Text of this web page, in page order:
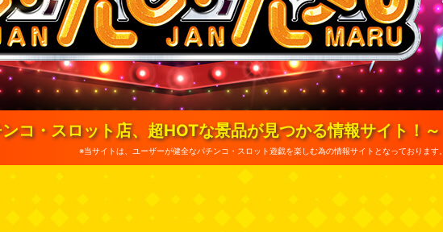
コ・スロット店、超HOTな景品が見つかる情報サイト！～
※当サイトは、ユーザーが健全なパチンコ・スロット遊戯を楽しむ為の情報サイトとなっております。